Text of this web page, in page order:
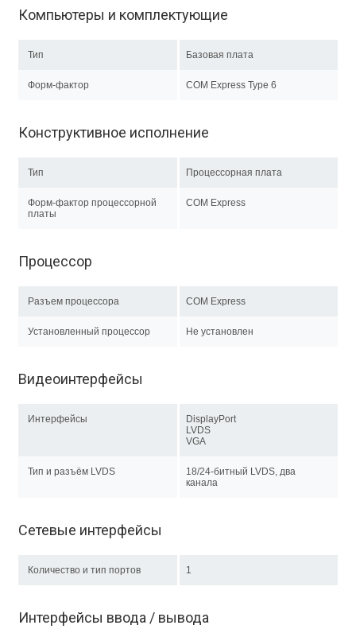
Компьютеры и комплектующие
Тип Базовая плата
Форм-фактор COM Express Type 6
Конструктивное исполнение
Тип Процессорная плата
Форм-фактор процессорной
платы
COM Express
Процессор
Разъем процессора COM Express
Установленный процессор Не установлен
Видеоинтерфейсы
Интерфейсы
DisplayPort
LVDS
VGA
Тип и разъём LVDS
18/24-битный LVDS, два
канала
Сетевые интерфейсы
Количество и тип портов 1
Интерфейсы ввода / вывода